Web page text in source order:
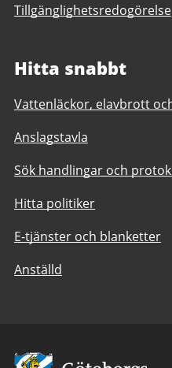
Tillgänglighetsredogörelse
Hitta snabbt
Vattenläckor, elavbrott
Anslagstavla
Sök handlingar och
Hitta politiker
E-tjänster och blanketter
Anställd
Avsändare: